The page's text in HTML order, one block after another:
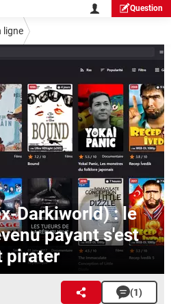
Question
ligne
Darkiworld) : le
payant s'est
pirater
(1)